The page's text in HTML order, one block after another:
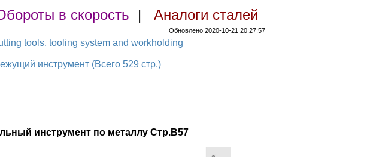
в скорость | Аналоги сталей
Обновлено 2020-10-21 20:27:57
tools, tooling system and workholding
инструмент (Всего 529 стр.)
инструмент по металлу Стр.B57